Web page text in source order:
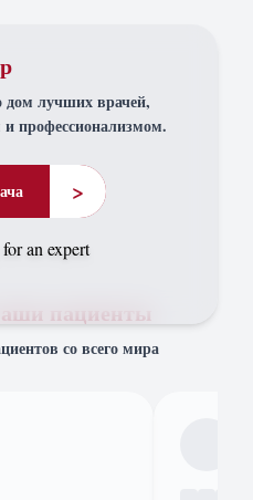
дом лучших врачей,
профессионализмом.
>
пациенты
со всего мира